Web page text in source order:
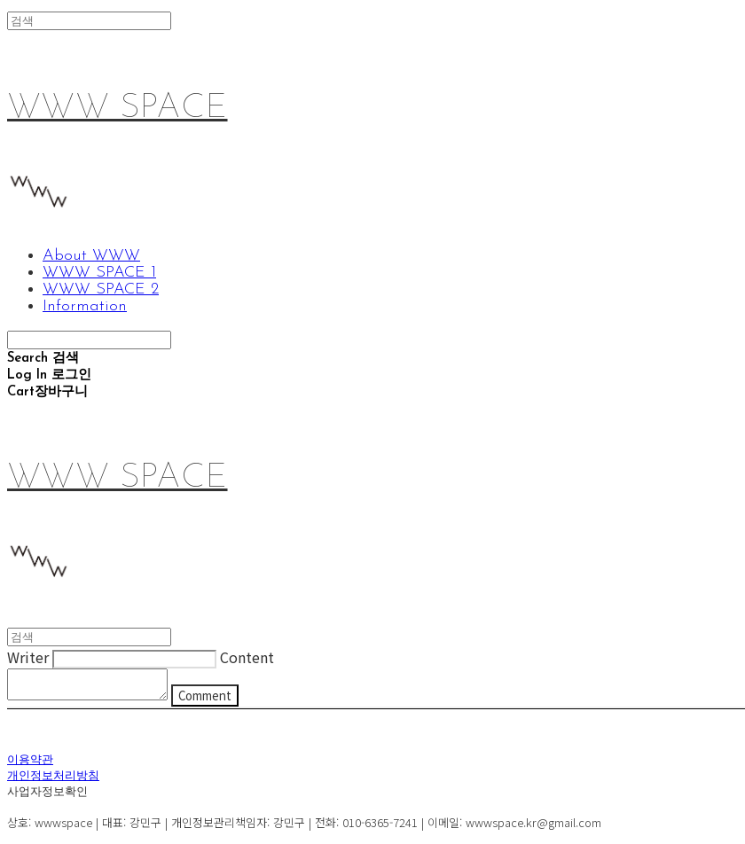
WWW SPACE
About WWW
WWW SPACE 1
WWW SPACE 2
Information
Search 검색
Log In 로그인
Cart장바구니
WWW SPACE
Writer Content
Comment
이용약관
개인정보처리방침
사업자정보확인
상호: wwwspace | 대표: 강민구 | 개인정보관리책임자: 강민구 | 전화: 010-6365-7241 | 이메일: wwwspace.kr@gmail.com